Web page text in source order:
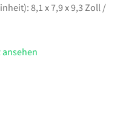
8,1 x 7,9 x 9,3 Zoll /
ansehen